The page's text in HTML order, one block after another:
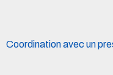
Coordination avec un